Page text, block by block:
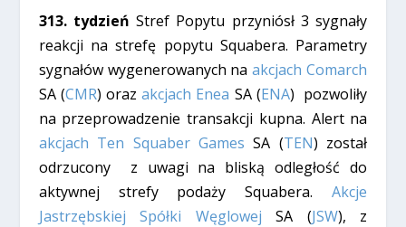
313. tydzień Stref Popytu przyniósł 3 sygnały
reakcji na strefę popytu Squabera. Parametry
sygnałów wygenerowanych naakcjach Comarch
SA (CMR) orazakcjach Enea SA (ENA) pozwoliły
na przeprowadzenie transakcji kupna. Alert na
akcjach Ten Squaber Games SA (TEN) został
odrzucony z uwagi na bliską odległość do
aktywnej strefy podaży Squabera.Akcje
Jastrzębskiej Spółki Węglowej SA (JSW), z